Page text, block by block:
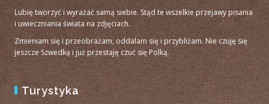
Lubię tworzyć i wyrażać samą siebie. Stąd te wszelkie przejawy pisania
i uwieczniania świata na zdjęciach.
Zmieniam się i przeobrażam, oddalam się i przybliżam. Nie czuję się
jeszcze Szwedką i już przestaję czuć się Polką.
Turystyka